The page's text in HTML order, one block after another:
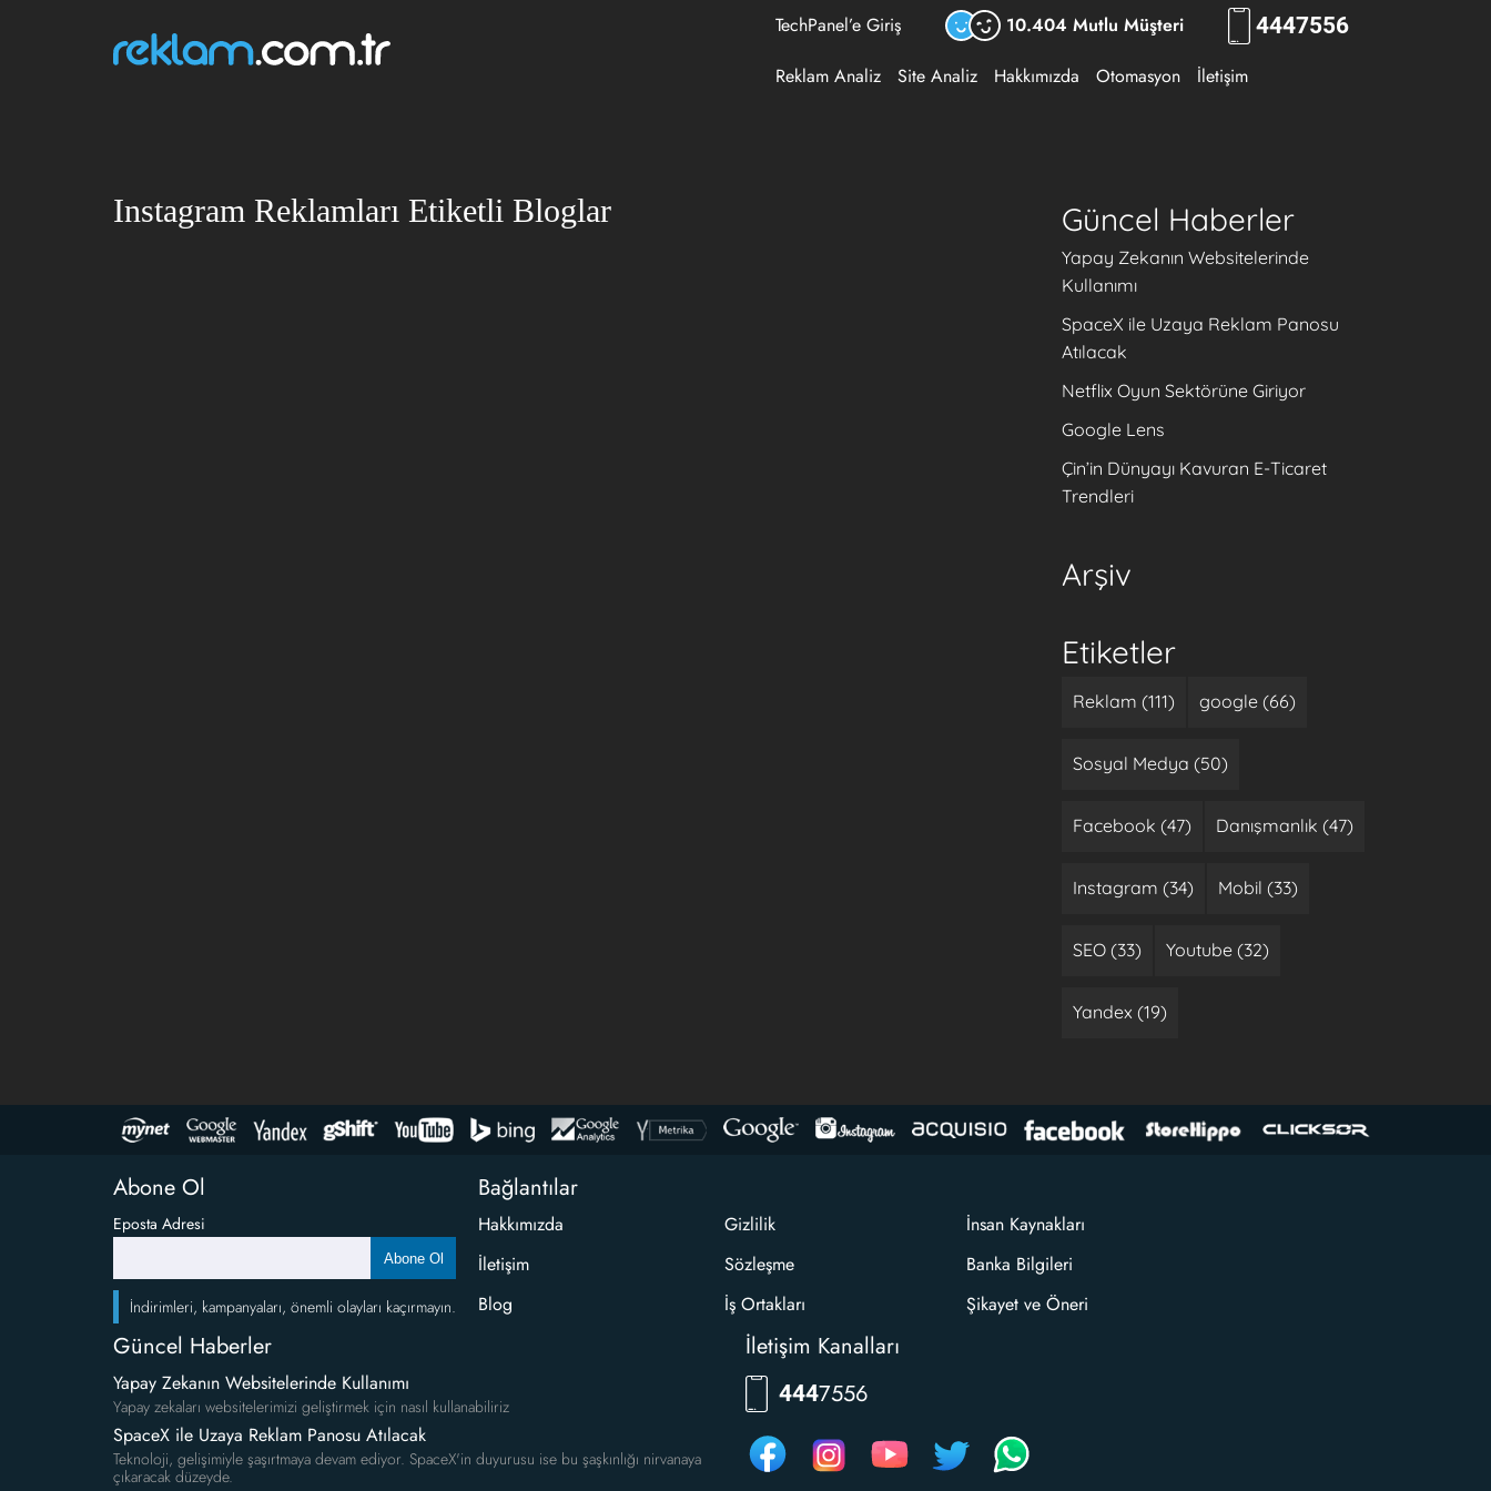
TechPanel’e Giriş 10.404 Mutlu Müşteri 444RKLM
Reklam Analiz Site Analiz Hakkımızda Otomasyon İletişim
Instagram Reklamları Etiketli Bloglar Güncel Haberler
Yapay Zekanın Websitelerinde
Kullanımı
SpaceX ile Uzaya Reklam Panosu
Atılacak
Netflix Oyun Sektörüne Giriyor
Google Lens
Çin’in Dünyayı Kavuran E-Ticaret
Trendleri
Arşiv
Etiketler
Reklam (111) google (66)
Sosyal Medya (50)
Facebook (47) Danışmanlık (47)
Instagram (34) Mobil (33)
SEO (33) Youtube (32)
Yandex (19)
Abone Ol
Eposta Adresi
Abone Ol
İndirimleri, kampanyaları, önemli olayları kaçırmayın.
Güncel Haberler
Yapay Zekanın Websitelerinde Kullanımı
Yapay zekaları websitelerimizi geliştirmek için nasıl kullanabiliriz
SpaceX ile Uzaya Reklam Panosu Atılacak
Teknoloji, gelişimiyle şaşırtmaya devam ediyor. SpaceX'in duyurusu ise bu şaşkınlığı nirvanaya
çıkaracak düzeyde.
Bağlantılar
Hakkımızda
İletişim
Blog
Gizlilik
Sözleşme
İş Ortakları
İnsan Kaynakları
Banka Bilgileri
Şikayet ve Öneri
İletişim Kanalları
444RKLM